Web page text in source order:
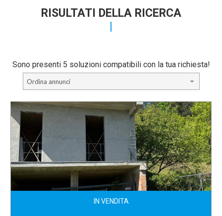
RISULTATI DELLA RICERCA
Sono presenti 5 soluzioni compatibili con la tua richiesta!
Ordina annunci
IN VENDITA